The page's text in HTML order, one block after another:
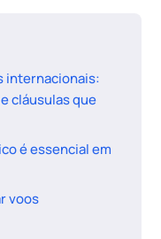
internacionais:
cláusulas que
é essencial em
voos